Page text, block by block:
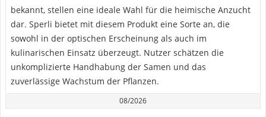
bekannt, stellen eine ideale Wahl für die heimische Anzucht
dar. Sperli bietet mit diesem Produkt eine Sorte an, die
sowohl in der optischen Erscheinung als auch im
kulinarischen Einsatz überzeugt. Nutzer schätzen die
unkomplizierte Handhabung der Samen und das
zuverlässige Wachstum der Pflanzen.
08/2026